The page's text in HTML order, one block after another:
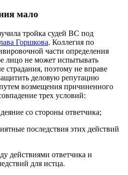
мало
тройка судей ВС под
Горшкова. Коллегия по
части определения
лицо не может испытывать
страдания, поэтому не вправе
деловую репутацию
возмещения причиненного
трех условий:
со стороны ответчика;
последствия этих действий
действиями ответчика и
для истца.